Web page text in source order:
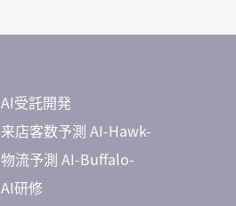
AI受託開発
来店客数予測 AI-Hawk-
物流予測 AI-Buffalo-
AI研修